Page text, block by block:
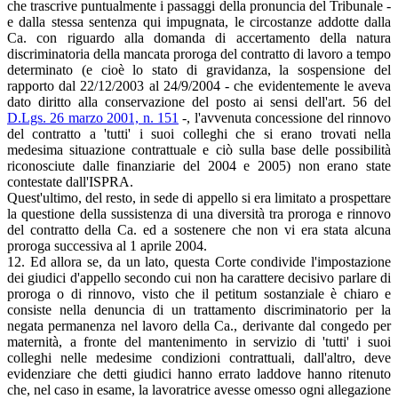
che trascrive puntualmente i passaggi della pronuncia del Tribunale -
e dalla stessa sentenza qui impugnata, le circostanze addotte dalla
Ca. con riguardo alla domanda di accertamento della natura
discriminatoria della mancata proroga del contratto di lavoro a tempo
determinato (e cioè lo stato di gravidanza, la sospensione del
rapporto dal 22/12/2003 al 24/9/2004 - che evidentemente le aveva
dato diritto alla conservazione del posto ai sensi dell'art. 56 del
D.Lgs. 26 marzo 2001, n. 151 -, l'avvenuta concessione del rinnovo
del contratto a 'tutti' i suoi colleghi che si erano trovati nella
medesima situazione contrattuale e ciò sulla base delle possibilità
riconosciute dalle finanziarie del 2004 e 2005) non erano state
contestate dall'ISPRA.
Quest'ultimo, del resto, in sede di appello si era limitato a prospettare
la questione della sussistenza di una diversità tra proroga e rinnovo
del contratto della Ca. ed a sostenere che non vi era stata alcuna
proroga successiva al 1 aprile 2004.
12. Ed allora se, da un lato, questa Corte condivide l'impostazione
dei giudici d'appello secondo cui non ha carattere decisivo parlare di
proroga o di rinnovo, visto che il petitum sostanziale è chiaro e
consiste nella denuncia di un trattamento discriminatorio per la
negata permanenza nel lavoro della Ca., derivante dal congedo per
maternità, a fronte del mantenimento in servizio di 'tutti' i suoi
colleghi nelle medesime condizioni contrattuali, dall'altro, deve
evidenziare che detti giudici hanno errato laddove hanno ritenuto
che, nel caso in esame, la lavoratrice avesse omesso ogni allegazione